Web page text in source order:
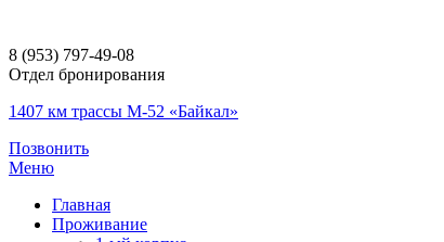
8 (953) 797-49-08
Отдел бронирования
1407 км трассы М-52 «Байкал»
Позвонить
Меню
Главная
Проживание